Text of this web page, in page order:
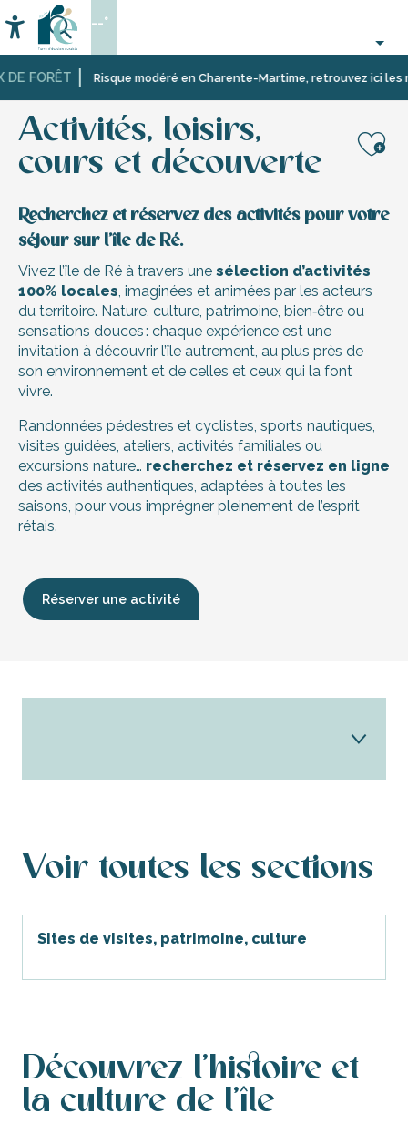
au
contenu
principal
FORÊT Risque modéré en Charente-Martime, retrouvez ici les
Accessibilité
Recherche
--°
Accueil Activités, loisirs, cours et découverte
Activités, loisirs,
cours et découverte
Recherchez et réservez des activités pour votre
séjour sur l’île de Ré.
Vivez l’île de Ré à travers une sélection d’activités
100% locales, imaginées et animées par les acteurs
du territoire. Nature, culture, patrimoine, bien‑être ou
sensations douces : chaque expérience est une
invitation à découvrir l’île autrement, au plus près de
son environnement et de celles et ceux qui la font
vivre.
Randonnées pédestres et cyclistes, sports nautiques,
visites guidées, ateliers, activités familiales ou
excursions nature… recherchez et réservez en ligne
des activités authentiques, adaptées à toutes les
saisons, pour vous imprégner pleinement de l’esprit
rétais.
Réserver une activité
Patrimoine
Famille
Apprenez
locations
bien-être
Voir toutes les sections
Sites de visites, patrimoine, culture
Découvrez l'histoire et
la culture de l'île